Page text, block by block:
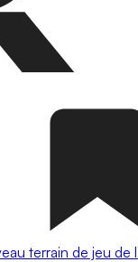
terrain de jeu de